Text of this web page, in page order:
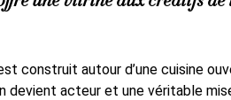
construit autour d’une cuisine
devient acteur et une véritable